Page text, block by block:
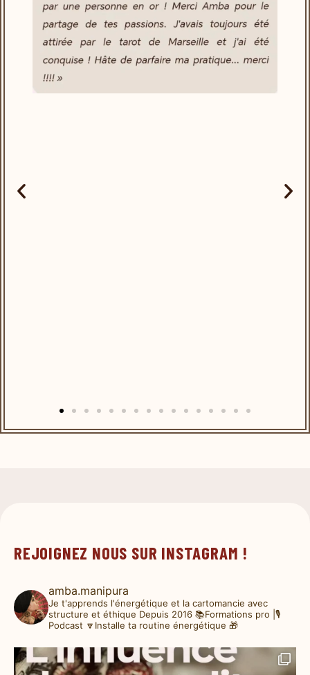
REJOIGNEZ NOUS SUR INSTAGRAM !
amba.manipura
Je t'apprends l'énergétique et la cartomancie avec
structure et éthique Depuis 2016 📚Formations pro |🎙️
Podcast 🔽Installe ta routine énergétique 🎁